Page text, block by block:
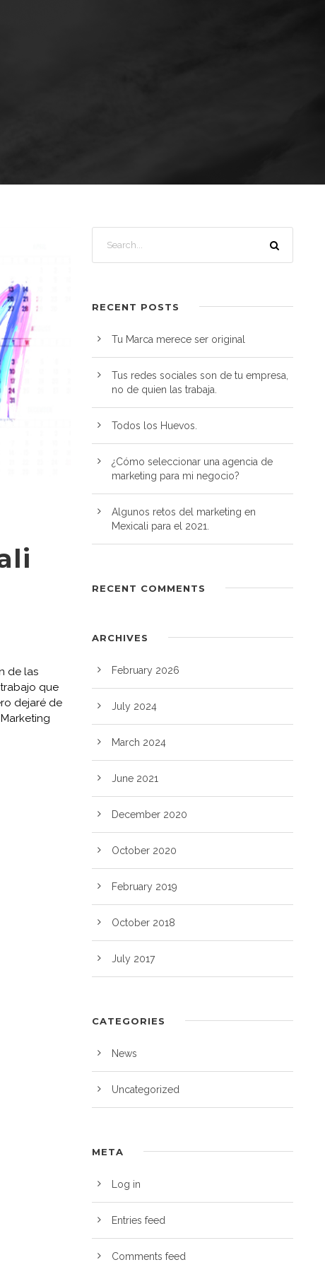
de las
que
dejaré de
RECENT POSTS
Tu Marca merece ser original
Tus redes sociales son de tu empresa,
no de quien las trabaja.
Todos los Huevos.
¿Cómo seleccionar una agencia de
marketing para mi negocio?
Algunos retos del marketing en
Mexicali para el 2021.
RECENT COMMENTS
ARCHIVES
February 2026
July 2024
March 2024
June 2021
December 2020
October 2020
February 2019
October 2018
July 2017
CATEGORIES
News
Uncategorized
META
Log in
Entries feed
Comments feed